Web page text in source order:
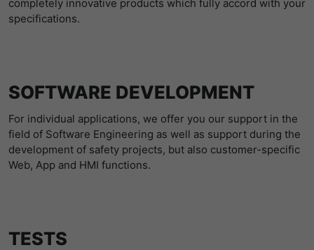
specifications.
SOFTWARE DEVELOPMENT
For individual applications, we offer you our support in the
field of Software Engineering as well as support during the
development of safety projects, but also customer-specific
Web, App and HMI functions.
TESTS